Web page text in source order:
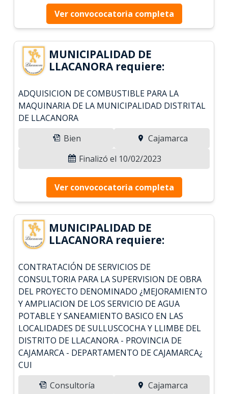
Ver convococatoria completa
MUNICIPALIDAD DE
LLACANORA requiere:
ADQUISICION DE COMBUSTIBLE PARA LA
MAQUINARIA DE LA MUNICIPALIDAD DISTRITAL
DE LLACANORA
Bien
Cajamarca
Finalizó el 10/02/2023
Ver convococatoria completa
MUNICIPALIDAD DE
LLACANORA requiere:
CONTRATACIÓN DE SERVICIOS DE
CONSULTORIA PARA LA SUPERVISION DE OBRA
DEL PROYECTO DENOMINADO ¿MEJORAMIENTO
Y AMPLIACION DE LOS SERVICIO DE AGUA
POTABLE Y SANEAMIENTO BASICO EN LAS
LOCALIDADES DE SULLUSCOCHA Y LLIMBE DEL
DISTRITO DE LLACANORA - PROVINCIA DE
CAJAMARCA - DEPARTAMENTO DE CAJAMARCA¿
CUI
Consultoría
Cajamarca